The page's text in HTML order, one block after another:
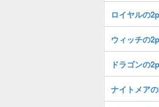
ロイヤルの
ウィッチの
ドラゴンの
ナイトメア